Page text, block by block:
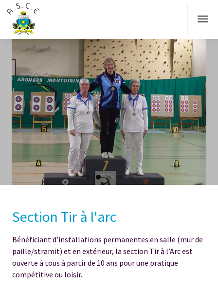
Section Tir à l'arc
Bénéficiant d’installations permanentes en salle (mur de
paille/stramit) et en extérieur, la section Tir à l’Arc est
ouverte à tous à partir de 10 ans pour une pratique
compétitive ou loisir.